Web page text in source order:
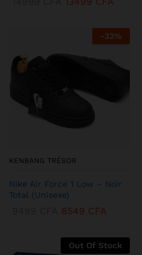
-32%
KENBANG TRÉSOR
Nike Air Force 1 Low – Noir
Total (Unisexe)
8549 CFA
Out Of Stock